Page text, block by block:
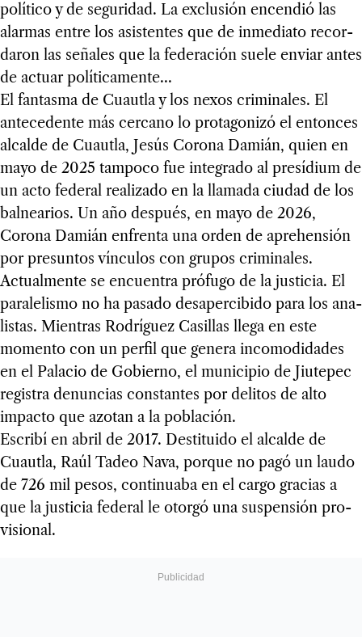
polí­tico y de segu­ri­dad. La exclu­sión encen­dió las
alar­mas entre los asis­ten­tes que de inme­diato recor­
da­ron las seña­les que la fede­ra­ción suele enviar antes
de actuar polí­ti­ca­mente...
El fan­tasma de Cuautla y los nexos cri­mi­na­les. El
ante­ce­dente más cer­cano lo pro­ta­go­nizó el enton­ces
alcalde de Cuautla, Jesús Corona Damián, quien en
mayo de 2025 tam­poco fue inte­grado al pre­sí­dium de
un acto fede­ral rea­li­zado en la lla­mada ciu­dad de los
bal­nea­rios. Un año des­pués, en mayo de 2026,
Corona Damián enfrenta una orden de aprehen­sión
por pre­sun­tos vín­cu­los con gru­pos cri­mi­na­les.
Actual­mente se encuen­tra pró­fugo de la jus­ti­cia. El
para­le­lismo no ha pasado desa­per­ci­bido para los ana­
lis­tas. Mien­tras Rodrí­guez Casi­llas llega en este
momento con un per­fil que genera inco­mo­di­da­des
en el Pala­cio de Gobierno, el muni­ci­pio de Jiu­te­pec
regis­tra denun­cias cons­tan­tes por deli­tos de alto
impacto que azo­tan a la pobla­ción.
Escribí en abril de 2017. Des­ti­tuido el alcalde de
Cuautla, Raúl Tadeo Nava, por­que no pagó un laudo
de 726 mil pesos, con­ti­nuaba en el cargo gra­cias a
que la jus­ti­cia fede­ral le otorgó una sus­pen­sión pro­
vi­sio­nal.